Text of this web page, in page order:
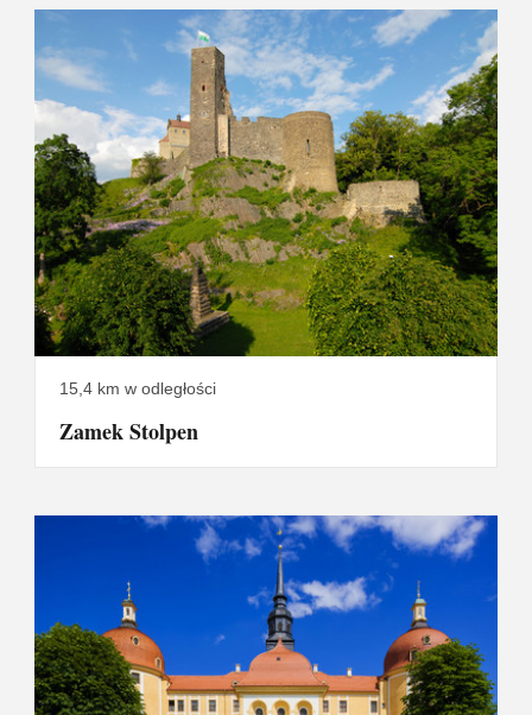
15,4 km w odległości
Zamek Stolpen